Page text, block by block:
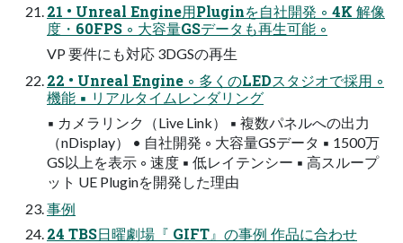
21 • Unreal Engine用Pluginを自社開発 ◦ 4K 解像
度・60FPS ◦ 大容量GSデータも再生可能 ◦
VP 要件にも対応 3DGSの再生
22 • Unreal Engine ◦ 多くのLEDスタジオで採用 ◦
機能 ▪ リアルタイムレンダリング
▪ カメラリンク（Live Link） ▪ 複数パネルへの出力
（nDisplay） • 自社開発 ◦ 大容量GSデータ ▪ 1500万
GS以上を表示 ◦ 速度 ▪ 低レイテンシー ▪ 高スループ
ット UE Pluginを開発した理由
事例
24 TBS日曜劇場『 GIFT』の事例 作品に合わせ